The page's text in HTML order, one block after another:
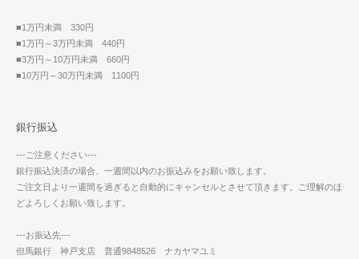
■1万円未満 330円
■1万円～3万円未満 440円
■3万円～10万円未満 660円
■10万円～30万円未満 1100円
銀行振込
---ご注意ください---
銀行振込決済の場合、一週間以内のお振込みをお願い致します。
ご注文日より一週間を過ぎると自動的にキャンセルとさせて頂きます。ご理解のほ
どよろしくお願い致します。
---お振込先---
但馬銀行 神戸支店 普通9848526 ナカヤマユミ